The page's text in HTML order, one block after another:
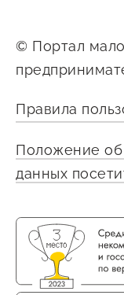
© Портал
Правила
Положение об
данных